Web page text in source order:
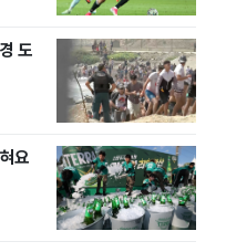
도
요